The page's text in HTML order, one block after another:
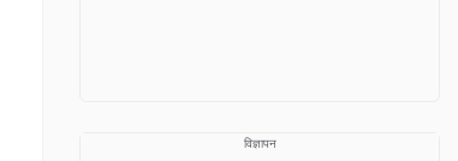
विज्ञापन